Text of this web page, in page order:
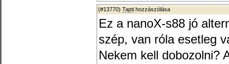
(#13770) Tapti hozzászólása
Ez a nanoX-s88 jó
szép, van róla esetleg
Nekem kell dobozolni?